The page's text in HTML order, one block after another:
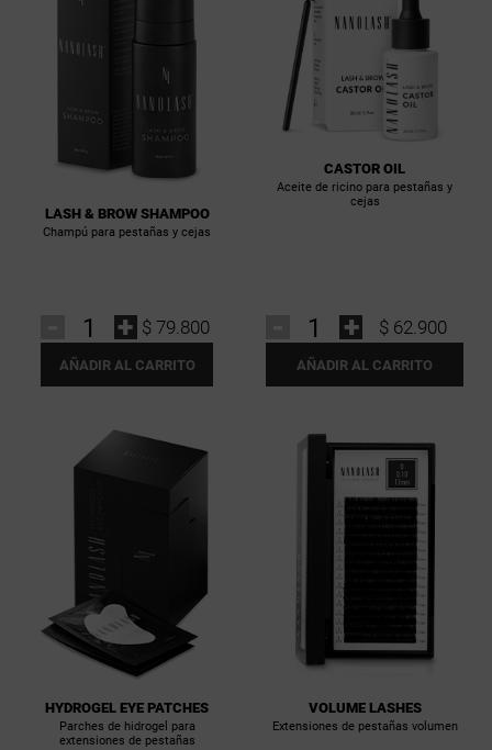
LASH & BROW SHAMPOO
Champú para pestañas y cejas
$ 79.800
+
AÑADIR AL CARRITO
CASTOR OIL
Aceite de ricino para pestañas y
cejas
$ 62.900
+
AÑADIR AL CARRITO
HYDROGEL EYE PATCHES
Parches de hidrogel para
extensiones de pestañas
VOLUME LASHES
Extensiones de pestañas volumen